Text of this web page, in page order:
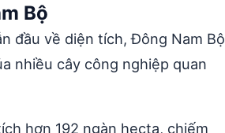
Bộ
đầu về diện tích, Đông Nam Bộ
nhiều cây công nghiệp quan
hơn 192 ngàn hecta, chiếm